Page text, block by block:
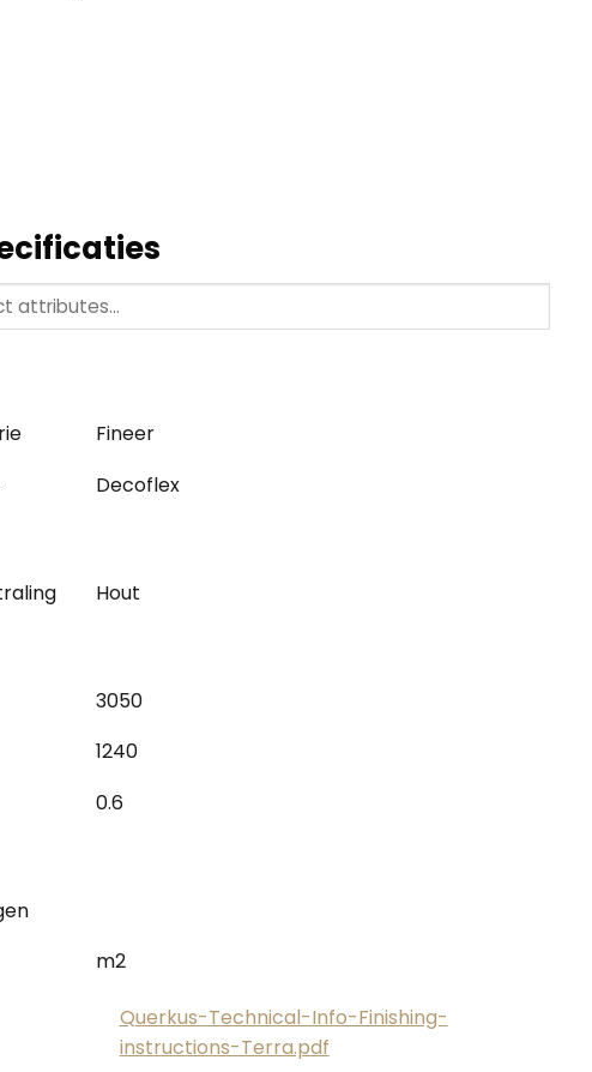
Fineer
Decoflex
Hout
3050
1240
0.6
m2
Querkus-Technical-Info-Finishing-
instructions-Terra.pdf